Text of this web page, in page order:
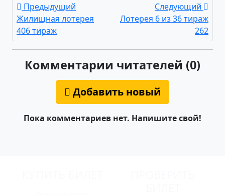
Предыдущий
Жилищная лотерея
406 тираж
Следующий
Лотерея 6 из 36 тираж
262
Комментарии читателей (0)
Добавить новый
Пока комментариев нет. Напишите свой!